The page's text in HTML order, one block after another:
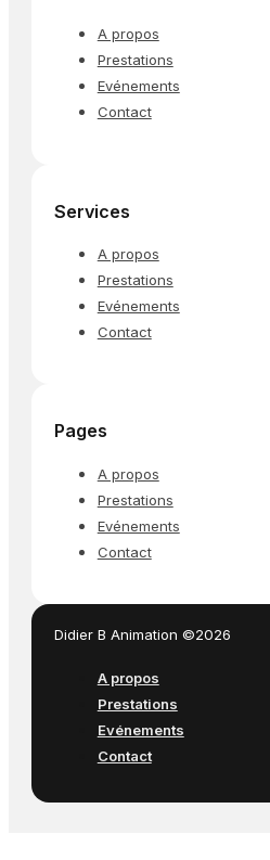
A propos
Prestations
Evénements
Contact
Services
A propos
Prestations
Evénements
Contact
Pages
A propos
Prestations
Evénements
Contact
Didier B Animation ©2026
A propos
Prestations
Evénements
Contact